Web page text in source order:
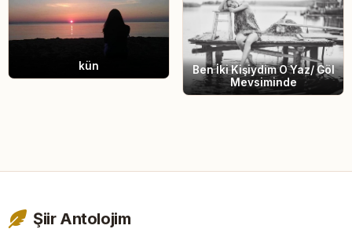
kün
Ben İki Kişiydim O Yaz/ Göl
Mevsiminde
Şiir Antolojim